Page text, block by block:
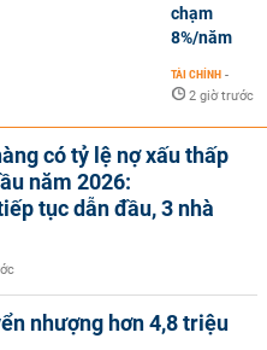
chạm
8%/năm
TÀI CHÍNH -
2 giờ trước
có tỷ lệ nợ xấu thấp
năm 2026:
tục dẫn đầu, 3 nhà
nhượng hơn 4,8 triệu